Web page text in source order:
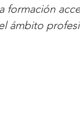
formación
ámbito